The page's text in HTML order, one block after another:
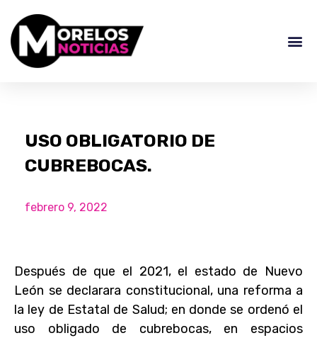
USO OBLIGATORIO DE
CUBREBOCAS.
febrero 9, 2022
Después de que el 2021, el estado de Nuevo
León se declarara constitucional, una reforma a
la ley de Estatal de Salud; en donde se ordenó el
uso obligado de cubrebocas, en espacios